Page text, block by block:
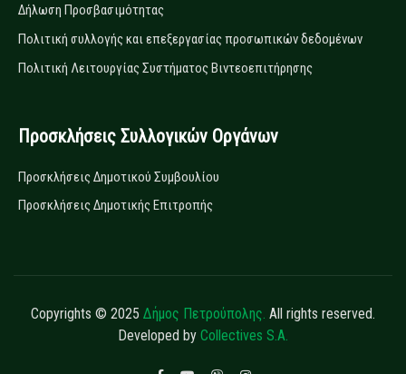
Δήλωση Προσβασιμότητας
Πολιτική συλλογής και επεξεργασίας προσωπικών δεδομένων
Πολιτική Λειτουργίας Συστήματος Βιντεοεπιτήρησης
Προσκλήσεις Συλλογικών Οργάνων
Προσκλήσεις Δημοτικού Συμβουλίου
Προσκλήσεις Δημοτικής Επιτροπής
Copyrights © 2025 Δήμος Πετρούπολης. All rights reserved.
Developed by Collectives S.A.